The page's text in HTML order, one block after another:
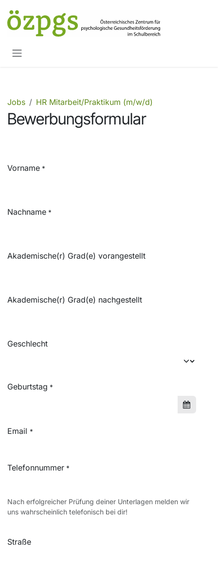
Jobs HR Mitarbeit/Praktikum (m/w/d)
Bewerbungsformular
Vorname *
Nachname *
Akademische(r) Grad(e) vorangestellt
Akademische(r) Grad(e) nachgestellt
Geschlecht
Geburtstag *
Email *
Telefonnummer *
Nach erfolgreicher Prüfung deiner Unterlagen melden wir
uns wahrscheinlich telefonisch bei dir!
Straße